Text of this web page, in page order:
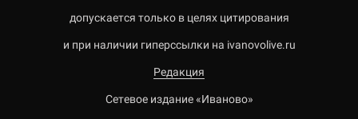
допускается только в целях цитирования
и при наличии гиперссылки на ivanovolive.ru
Редакция
Сетевое издание «Иваново»